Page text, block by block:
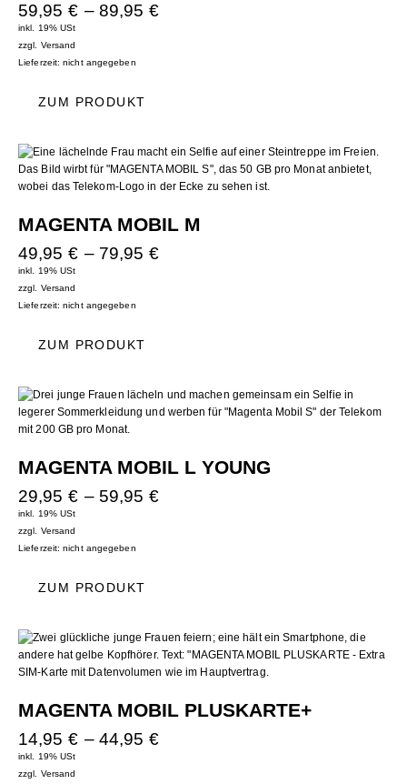
59,95 € – 89,95 €
inkl. 19% USt
zzgl. Versand
Lieferzeit: nicht angegeben
ZUM PRODUKT
MAGENTA MOBIL M
49,95 € – 79,95 €
inkl. 19% USt
zzgl. Versand
Lieferzeit: nicht angegeben
ZUM PRODUKT
MAGENTA MOBIL L YOUNG
29,95 € – 59,95 €
inkl. 19% USt
zzgl. Versand
Lieferzeit: nicht angegeben
ZUM PRODUKT
MAGENTA MOBIL PLUSKARTE+
14,95 € – 44,95 €
inkl. 19% USt
zzgl. Versand